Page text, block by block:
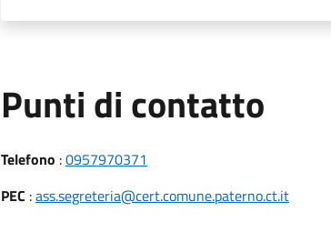
Punti di contatto
Telefono :0957970371
PEC :ass.segreteria@cert.comune.paterno.ct.it